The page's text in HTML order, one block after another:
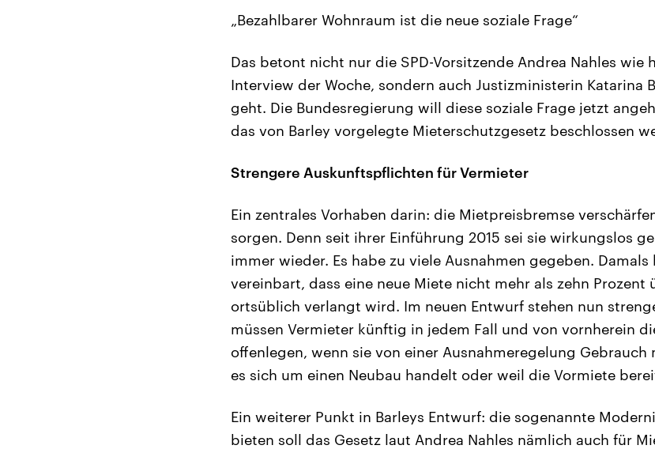
„Bezahlbarer Wohnraum ist die neue soziale Frage“
Das betont nicht nur die SPD-Vorsitzende Andrea Nahles wie
Interview der Woche, sondern auch Justizministerin Katarina
geht. Die Bundesregierung will diese soziale Frage jetzt
das von Barley vorgelegte Mieterschutzgesetz beschlossen
Strengere Auskunftspflichten für Vermieter
Ein zentrales Vorhaben darin: die Mietpreisbremse
sorgen. Denn seit ihrer Einführung 2015 sei sie wirkungslos
immer wieder. Es habe zu viele Ausnahmen gegeben. Damals
vereinbart, dass eine neue Miete nicht mehr als zehn Prozent
ortsüblich verlangt wird. Im neuen Entwurf stehen nun
müssen Vermieter künftig in jedem Fall und von vornherein
offenlegen, wenn sie von einer Ausnahmeregelung
es sich um einen Neubau handelt oder weil die Vormiete
Ein weiterer Punkt in Barleys Entwurf: die sogenannte
bieten soll das Gesetz laut Andrea Nahles nämlich auch für